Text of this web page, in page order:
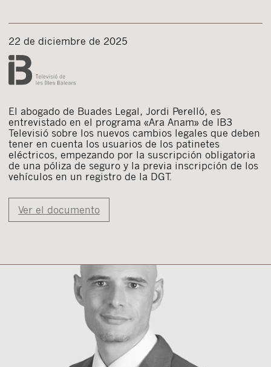
22 de diciembre de 2025
El abogado de Buades Legal, Jordi Perelló, es
entrevistado en el programa «Ara Anam» de IB3
Televisió sobre los nuevos cambios legales que deben
tener en cuenta los usuarios de los patinetes
eléctricos, empezando por la suscripción obligatoria
de una póliza de seguro y la previa inscripción de los
vehículos en un registro de la DGT.
Ver el documento